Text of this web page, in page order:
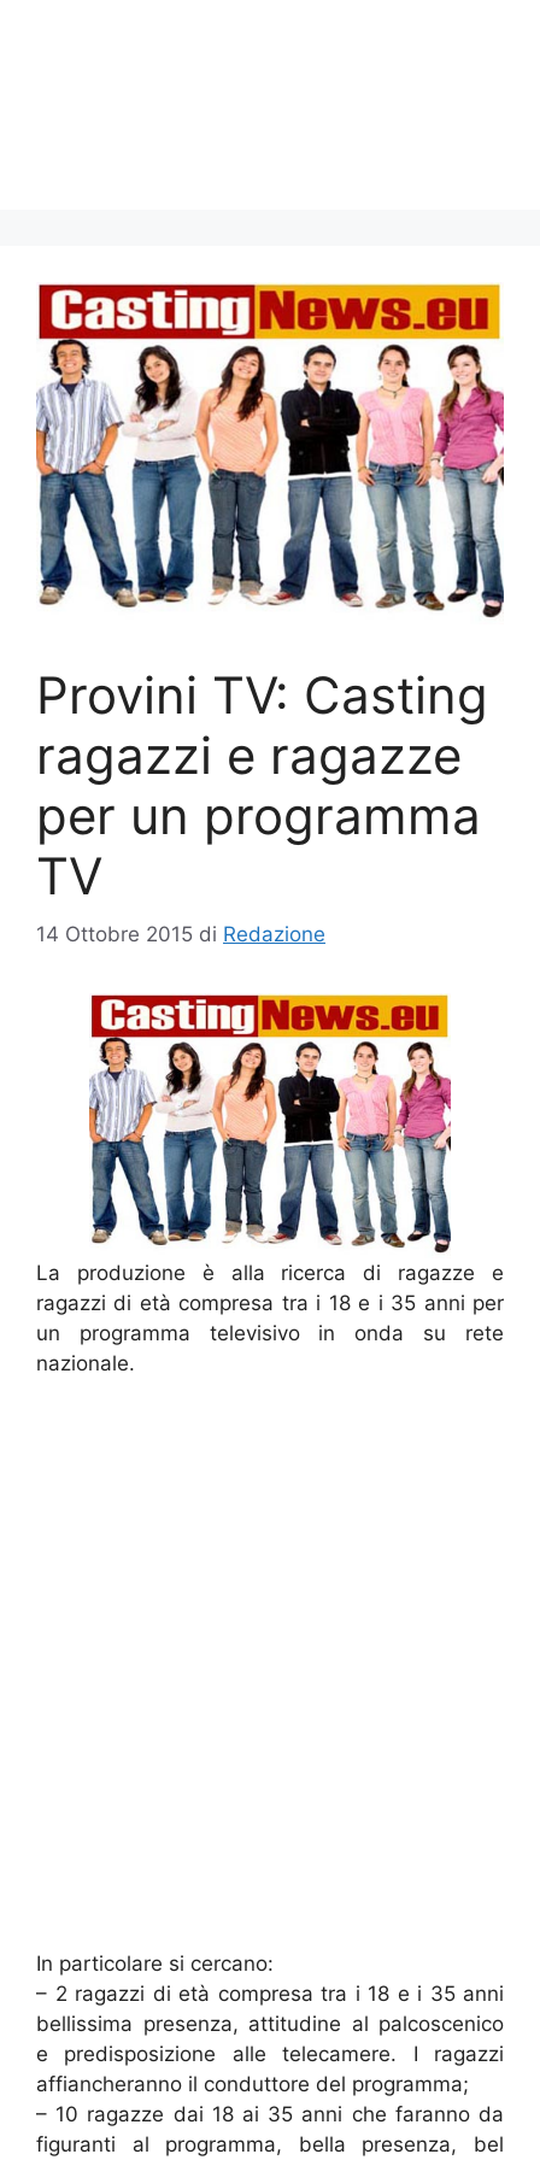
Provini TV: Casting
ragazzi e ragazze
per un programma
TV
14 Ottobre 2015 di Redazione
La produzione è alla ricerca di ragazze e
ragazzi di età compresa tra i 18 e i 35 anni per
un programma televisivo in onda su rete
nazionale.
In particolare si cercano:
– 2 ragazzi di età compresa tra i 18 e i 35 anni
bellissima presenza, attitudine al palcoscenico
e predisposizione alle telecamere. I ragazzi
affiancheranno il conduttore del programma;
– 10 ragazze dai 18 ai 35 anni che faranno da
figuranti al programma, bella presenza, bel